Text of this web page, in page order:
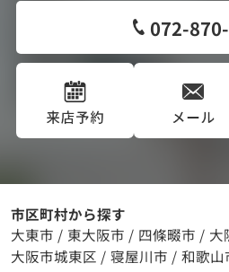
072-
市区町村から探す
大東市 / 東大阪市 / 四條畷市 / 大
大阪市城東区 / 寝屋川市 / 和歌山